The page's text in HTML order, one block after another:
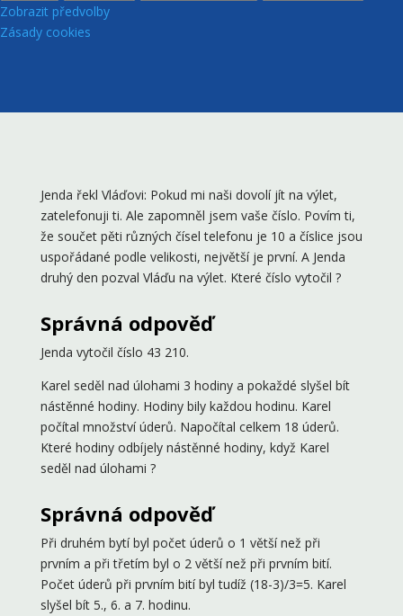
Zobrazit předvolby
Zásady cookies
Jenda řekl Vláďovi: Pokud mi naši dovolí jít na výlet,
zatelefonuji ti. Ale zapomněl jsem vaše číslo. Povím ti,
že součet pěti různých čísel telefonu je 10 a číslice jsou
uspořádané podle velikosti, největší je první. A Jenda
druhý den pozval Vláďu na výlet. Které číslo vytočil ?
Správná odpověď
Jenda vytočil číslo 43 210.
Karel seděl nad úlohami 3 hodiny a pokaždé slyšel bít
nástěnné hodiny. Hodiny bily každou hodinu. Karel
počítal množství úderů. Napočítal celkem 18 úderů.
Které hodiny odbíjely nástěnné hodiny, když Karel
seděl nad úlohami ?
Správná odpověď
Při druhém bytí byl počet úderů o 1 větší než při
prvním a při třetím byl o 2 větší než při prvním bití.
Počet úderů při prvním bití byl tudíž (18-3)/3=5. Karel
slyšel bít 5., 6. a 7. hodinu.